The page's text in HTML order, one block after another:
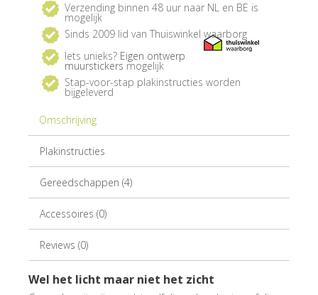
Verzending binnen 48 uur naar NL en BE is
mogelijk
Sinds 2009 lid van Thuiswinkel waarborg
Iets unieks? Eigen ontwerp
muurstickers mogelijk
Stap-voor-stap plakinstructies worden
bijgeleverd
Omschrijving
Plakinstructies
Gereedschappen (4)
Accessoires (0)
Reviews (0)
Wel het licht maar niet het zicht